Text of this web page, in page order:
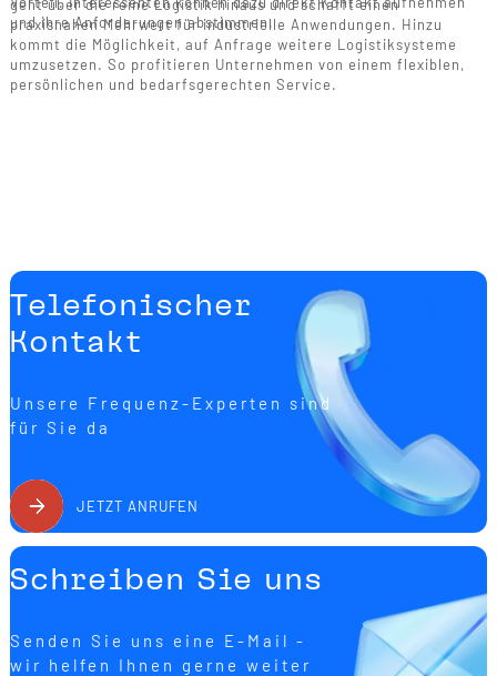
und ihre Anforderungen abstimmen.
geht über die reine Logistik hinaus und schafft einen
praxisnahen Mehrwert für industrielle Anwendungen. Hinzu
kommt die Möglichkeit, auf Anfrage weitere Logistiksysteme
umzusetzen. So profitieren Unternehmen von einem flexiblen,
persönlichen und bedarfsgerechten Service.
Telefonischer
Kontakt
Unsere Frequenz-Experten sind
für Sie da
JETZT ANRUFEN
Schreiben Sie uns
Senden Sie uns eine E-Mail -
wir helfen Ihnen gerne weiter